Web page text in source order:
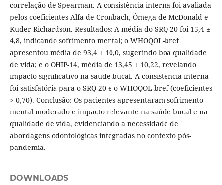
correlação de Spearman. A consistência interna foi avaliada
pelos coeficientes Alfa de Cronbach, Ômega de McDonald e
Kuder-Richardson. Resultados: A média do SRQ-20 foi 15,4 ±
4,8, indicando sofrimento mental; o WHOQOL-bref
apresentou média de 93,4 ± 10,0, sugerindo boa qualidade
de vida; e o OHIP-14, média de 13,45 ± 10,22, revelando
impacto significativo na saúde bucal. A consistência interna
foi satisfatória para o SRQ-20 e o WHOQOL-bref (coeficientes
> 0,70). Conclusão: Os pacientes apresentaram sofrimento
mental moderado e impacto relevante na saúde bucal e na
qualidade de vida, evidenciando a necessidade de
abordagens odontológicas integradas no contexto pós-
pandemia.
DOWNLOADS